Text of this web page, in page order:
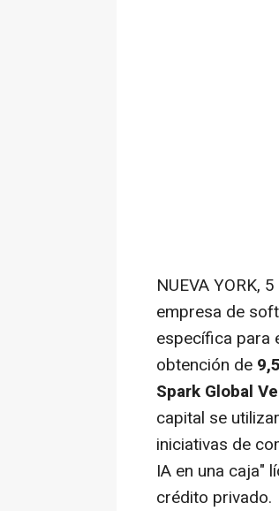
NUEVA YORK,
empresa de
específica para
obtención de
Spark Global
capital se
iniciativas de
IA en una caja"
crédito privado.